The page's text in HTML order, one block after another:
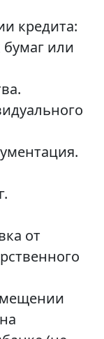
кредита:
или
от